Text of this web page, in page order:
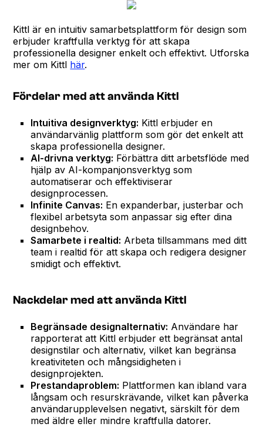
Kittl är en intuitiv samarbetsplattform för design som
erbjuder kraftfulla verktyg för att skapa
professionella designer enkelt och effektivt. Utforska
mer om Kittl här.
Fördelar med att använda Kittl
Intuitiva designverktyg: Kittl erbjuder en
användarvänlig plattform som gör det enkelt att
skapa professionella designer.
AI-drivna verktyg: Förbättra ditt arbetsflöde med
hjälp av AI-kompanjonsverktyg som
automatiserar och effektiviserar
designprocessen.
Infinite Canvas: En expanderbar, justerbar och
flexibel arbetsyta som anpassar sig efter dina
designbehov.
Samarbete i realtid: Arbeta tillsammans med ditt
team i realtid för att skapa och redigera designer
smidigt och effektivt.
Nackdelar med att använda Kittl
Begränsade designalternativ: Användare har
rapporterat att Kittl erbjuder ett begränsat antal
designstilar och alternativ, vilket kan begränsa
kreativiteten och mångsidigheten i
designprojekten.
Prestandaproblem: Plattformen kan ibland vara
långsam och resurskrävande, vilket kan påverka
användarupplevelsen negativt, särskilt för dem
med äldre eller mindre kraftfulla datorer.